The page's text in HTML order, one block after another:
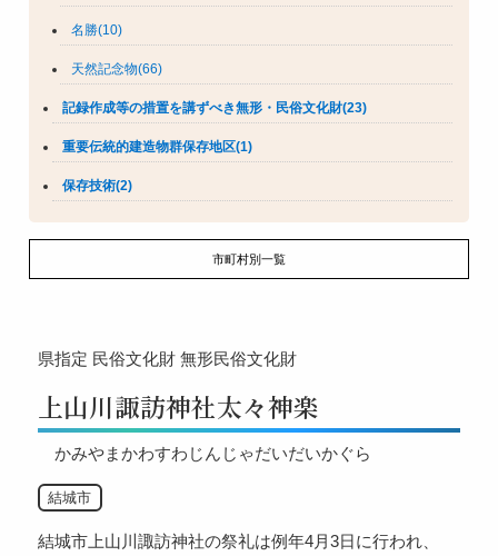
名勝(10)
天然記念物(66)
記録作成等の措置を講ずべき無形・民俗文化財(23)
重要伝統的建造物群保存地区(1)
保存技術(2)
市町村別一覧
県指定 民俗文化財 無形民俗文化財
上山川諏訪神社太々神楽
かみやまかわすわじんじゃだいだいかぐら
結城市
結城市上山川諏訪神社の祭礼は例年4月3日に行われ、